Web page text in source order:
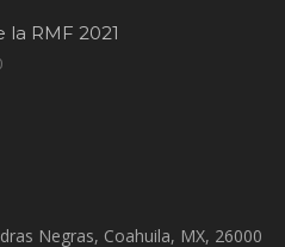
RMF 2021
Negras, Coahuila, MX, 26000